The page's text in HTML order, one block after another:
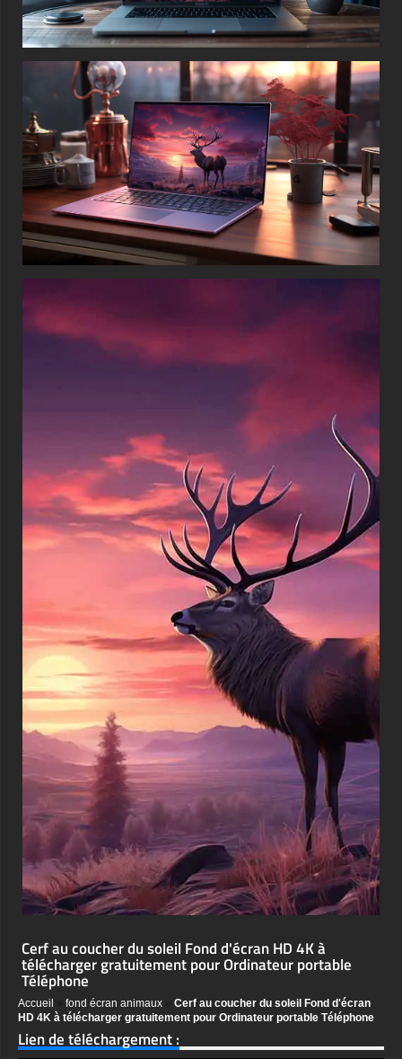
Cerf au coucher du soleil Fond d'écran HD 4K à
télécharger gratuitement pour Ordinateur portable
Téléphone
Accueil fond écran animaux
Cerf au coucher du soleil Fond d'écran
HD 4K à télécharger gratuitement pour Ordinateur portable Téléphone
Lien de téléchargement :